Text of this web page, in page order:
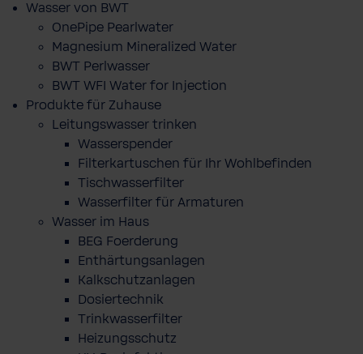
Wasser von BWT
OnePipe Pearlwater
Magnesium Mineralized Water
BWT Perlwasser
BWT WFI Water for Injection
Produkte für Zuhause
Leitungswasser trinken
Wasserspender
Filterkartuschen für Ihr Wohlbefinden
Tischwasserfilter
Wasserfilter für Armaturen
Wasser im Haus
BEG Foerderung
Enthärtungsanlagen
Kalkschutzanlagen
Dosiertechnik
Trinkwasserfilter
Heizungsschutz